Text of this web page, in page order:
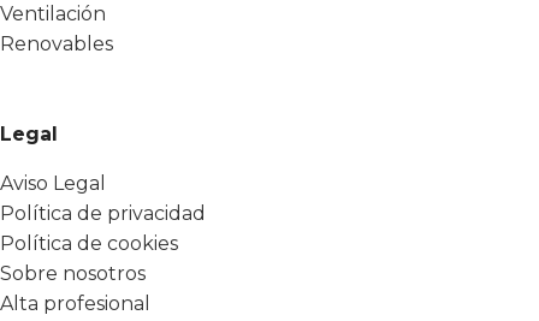
Ventilación
Renovables
Legal
Aviso Legal
Política de privacidad
Política de cookies
Sobre nosotros
Alta profesional